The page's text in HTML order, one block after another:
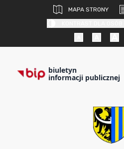
MAPA STRONY
biuletyn
informacji publicznej